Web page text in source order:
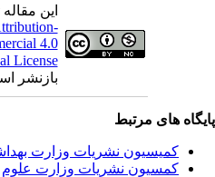
این
Attribution-
4.0
License
بازنشر
های مرتبط
کمیسیون نشریات وزارت
کمسیون نشریات وزارت علوم